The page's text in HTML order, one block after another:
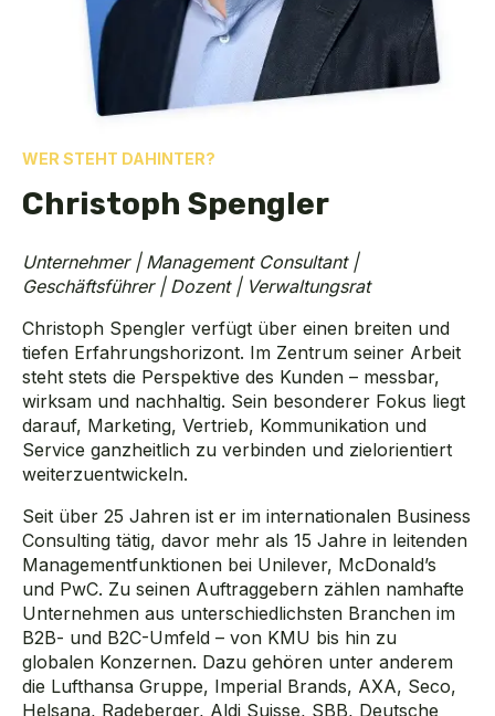
WER STEHT DAHINTER?
Christoph Spengler
Unternehmer | Management Consultant |
Geschäftsführer | Dozent | Verwaltungsrat
Christoph Spengler verfügt über einen breiten und
tiefen Erfahrungshorizont. Im Zentrum seiner Arbeit
steht stets die Perspektive des Kunden – messbar,
wirksam und nachhaltig. Sein besonderer Fokus liegt
darauf, Marketing, Vertrieb, Kommunikation und
Service ganzheitlich zu verbinden und zielorientiert
weiterzuentwickeln.
Seit über 25 Jahren ist er im internationalen Business
Consulting tätig, davor mehr als 15 Jahre in leitenden
Managementfunktionen bei Unilever, McDonald’s
und PwC. Zu seinen Auftraggebern zählen namhafte
Unternehmen aus unterschiedlichsten Branchen im
B2B- und B2C-Umfeld – von KMU bis hin zu
globalen Konzernen. Dazu gehören unter anderem
die Lufthansa Gruppe, Imperial Brands, AXA, Seco,
Helsana, Radeberger, Aldi Suisse, SBB, Deutsche